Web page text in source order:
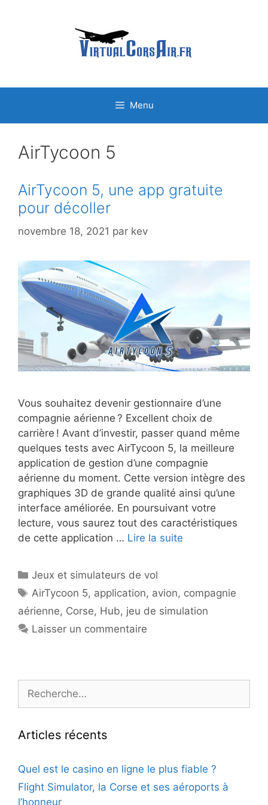
Menu
AirTycoon 5
AirTycoon 5, une app gratuite
pour décoller
novembre 18, 2021 par kev
Vous souhaitez devenir gestionnaire d’une
compagnie aérienne ? Excellent choix de
carrière ! Avant d’investir, passer quand même
quelques tests avec AirTycoon 5, la meilleure
application de gestion d’une compagnie
aérienne du moment. Cette version intègre des
graphiques 3D de grande qualité ainsi qu’une
interface améliorée. En poursuivant votre
lecture, vous saurez tout des caractéristiques
de cette application … Lire la suite
Catégories
Jeux et simulateurs de vol
Étiquettes
AirTycoon 5, application, avion, compagnie
aérienne, Corse, Hub, jeu de simulation
Laisser un commentaire
Articles récents
Quel est le casino en ligne le plus fiable ?
Flight Simulator, la Corse et ses aéroports à
l’honneur